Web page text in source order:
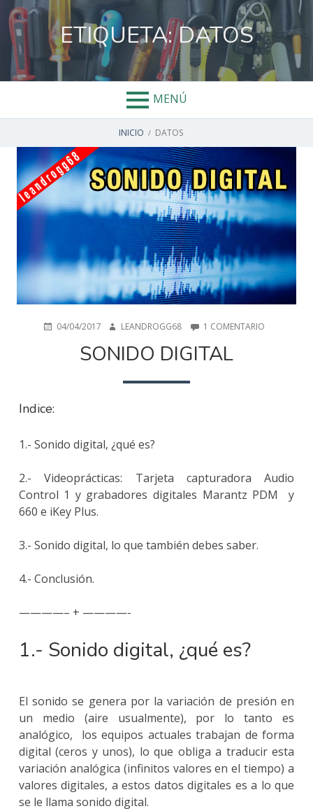
Salta
contenido ETIQUETA:DATOS
MENÚ
DE
AYUDA
A
NAVEGACIÓN
INICIO DATOS
PUBLICADO
04/04/2017 AUTORLEANDROGG68 1 COMENTARIO
SONIDO DIGITAL
Indice:
1.- Sonido digital, ¿qué es?
2.- Videoprácticas: Tarjeta capturadora Audio
Control 1 y grabadores digitales Marantz PDM y
660 e iKey Plus.
3.- Sonido digital, lo que también debes saber.
4.- Conclusión.
————– + ————-
1.- Sonido digital, ¿qué es?
El sonido se genera por la variación de presión en
un medio (aire usualmente), por lo tanto es
analógico, los equipos actuales trabajan de forma
digital (ceros y unos), lo que obliga a traducir esta
variación analógica (infinitos valores en el tiempo) a
valores digitales, a estos datos digitales es a lo que
se le llama sonido digital.